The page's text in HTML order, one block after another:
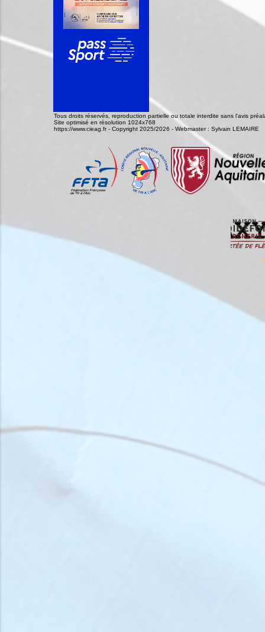
Tous droits réservés, reproduction partielle ou totale interdite sans l'avis
Site optimisé en résolution 1024x768
https://www.cieag.fr - Copyright 2025/2026 - Webmaster : Sylvain LEMAIRE